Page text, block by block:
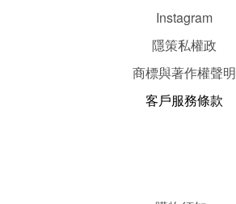
Instagram
隱策私權政
商標與著作權聲明
客戶服務條款